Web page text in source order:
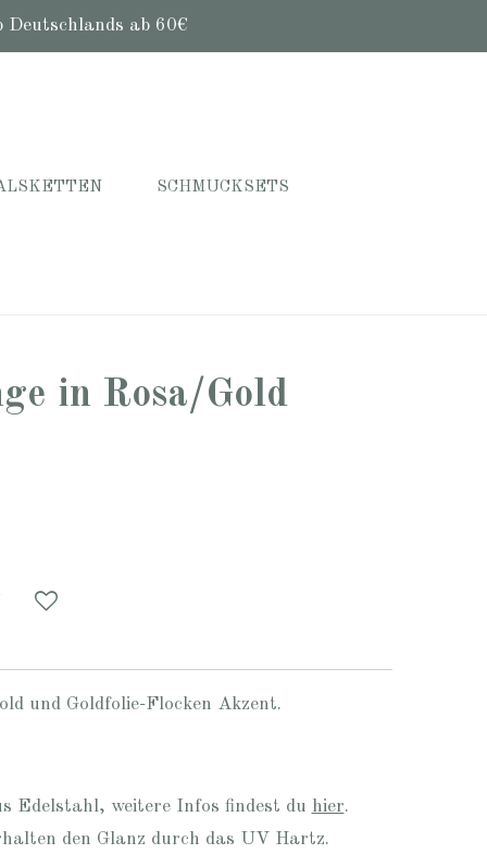
Deutschlands ab 60€
SCHMUCKSETS
in Rosa/Gold
und Goldfolie-Flocken Akzent.
Edelstahl, weitere Infos findest du hier.
den Glanz durch das UV Hartz.